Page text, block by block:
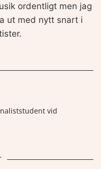
ordentligt men jag
ut med nytt snart i
vid